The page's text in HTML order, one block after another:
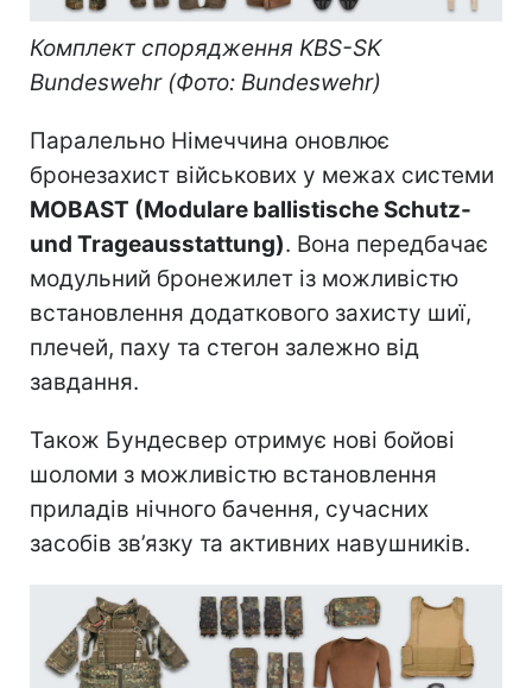
Комплект спорядження KBS-SK
Bundeswehr (Фото: Bundeswehr)
Паралельно Німеччина оновлює
бронезахист військових у межах системи
MOBAST (Modulare ballistische Schutz-
und Trageausstattung). Вона передбачає
модульний бронежилет із можливістю
встановлення додаткового захисту шиї,
плечей, паху та стегон залежно від
завдання.
Також Бундесвер отримує нові бойові
шоломи з можливістю встановлення
приладів нічного бачення, сучасних
засобів зв’язку та активних навушників.